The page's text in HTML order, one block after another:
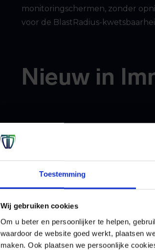
Toestemming
Wij gebruiken cookies
Om u beter en persoonlijker te helpen,
waardoor de website goed werkt, plaatsen
maken. Ook plaatsen we persoonlijke
monitoringschermen, zonder
voor de BlastRadius-
Nieuw in
De nieuwe release vanImmunity
waarvan de samenwerking met
Surf, dat onderwijsinstellingen
heeft Immunity zijn
onderandere met ondersteuning